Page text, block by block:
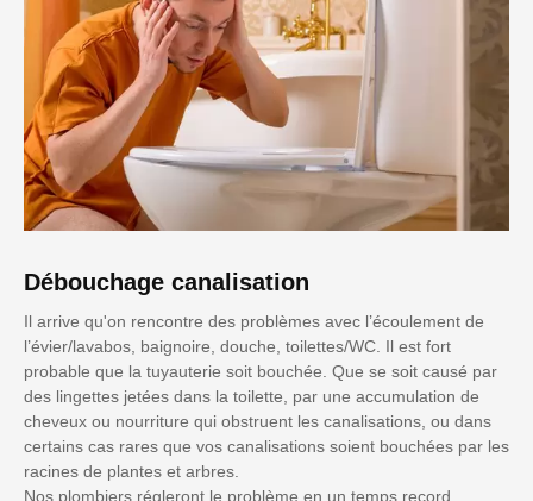
Débouchage canalisation
Il arrive qu'on rencontre des problèmes avec l’écoulement de
l’évier/lavabos, baignoire, douche, toilettes/WC. Il est fort
probable que la tuyauterie soit bouchée. Que se soit causé par
des lingettes jetées dans la toilette, par une accumulation de
cheveux ou nourriture qui obstruent les canalisations, ou dans
certains cas rares que vos canalisations soient bouchées par les
racines de plantes et arbres.
Nos plombiers régleront le problème en un temps record.